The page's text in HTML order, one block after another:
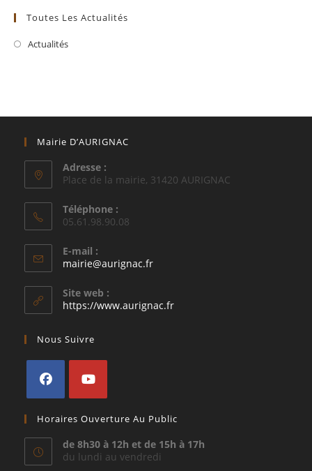
Toutes Les Actualités
Actualités
Mairie D’AURIGNAC
Adresse :
Place de la mairie, 31420 AURIGNAC
Téléphone :
05.61.98.90.08
E-mail :
mairie@aurignac.frS’ouvre
application
Site web :
https://www.aurignac.fr
Nous Suivre
dans
un
nouvel
dans
un
nouvel
Horaires Ouverture Au Public
de 8h30 à 12h et de 15h à 17h
du lundi au vendredi